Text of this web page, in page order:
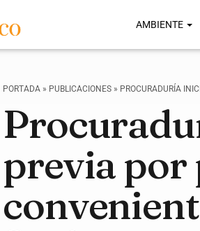
AMBIENTE
PORTADA » PUBLICACIONES » PROCURADURÍA
previa por